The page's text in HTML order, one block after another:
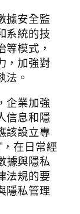
據安全監
系統的技
模式，
，加強對
。
企業加強
信息和隱
該設立專
，在日常經
據與隱私
法規的要
隱私管理